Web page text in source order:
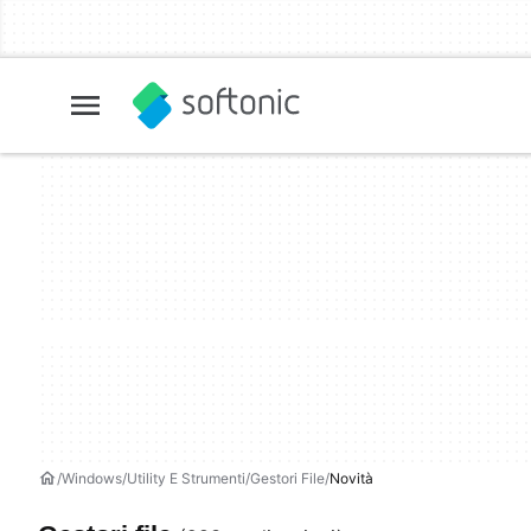
Windows Utility E Strumenti Gestori File Novità